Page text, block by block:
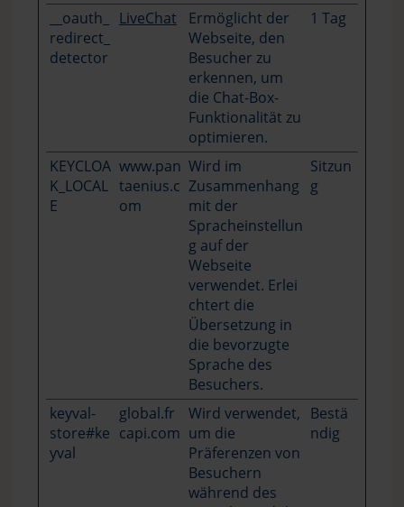
__oauth_
redirect_
detector
LiveChat
Ermöglicht der
Webseite, den
Besucher zu
erkennen, um
die Chat-Box-
Funktionalität zu
optimieren.
1 Tag
KEYCLOA
K_LOCAL
E
www.pan
taenius.c
om
Wird im
Zusammenhang
mit der
Spracheinstellun
g auf der
Webseite
verwendet. Erlei
chtert die
Übersetzung in
die bevorzugte
Sprache des
Besuchers.
Sitzun
g
keyval-
store#ke
yval
global.fr
capi.com
Wird verwendet,
um die
Präferenzen von
Besuchern
während des
Bestä
ndig